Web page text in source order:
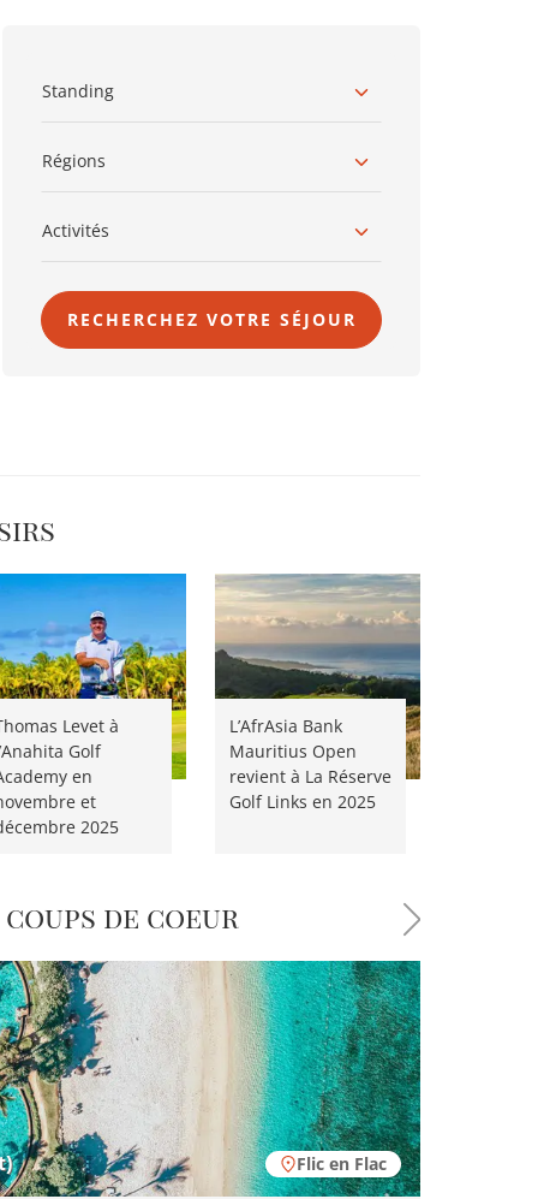
Standing
Régions
Activités
RECHERCHEZ VOTRE SÉJOUR
Levet à
Golf
en
et
2025
L’AfrAsia Bank
Mauritius Open
revient à La Réserve
Golf Links en 2025
Trou d'Eau Douce
coups de coeur
Flic en Flac